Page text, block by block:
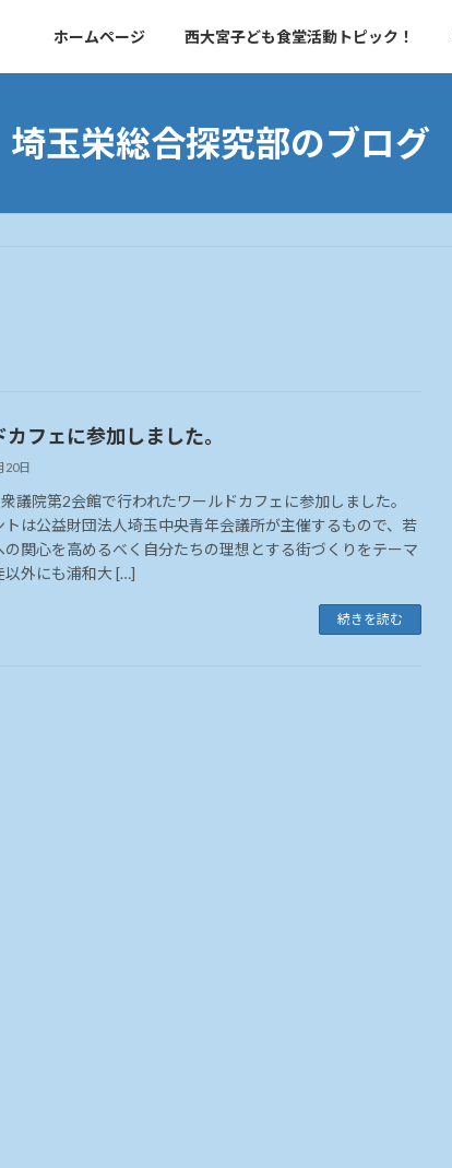
ホームページ 西大宮子ども食堂活動トピック！
埼玉栄総合探究部のブログ
カフェに参加しました。
20日
議院第2会館で行われたワールドカフェに参加しました。
トは公益財団法人埼玉中央青年会議所が主催するもので、若
の関心を高めるべく自分たちの理想とする街づくりをテーマ
以外にも浦和大 […]
続きを読む